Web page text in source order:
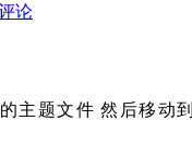
论
主题文件 然后移动